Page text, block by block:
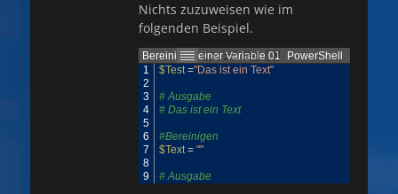
Nichts zuzuweisen wie im
folgenden Beispiel.
Bereinigen einer Variable 01
PowerShell
1
2
3
4
5
6
7
8
9
$Test ="Das ist ein Text"
# Ausgabe
# Das ist ein Text
#Bereinigen
$Text = ""
# Ausgabe